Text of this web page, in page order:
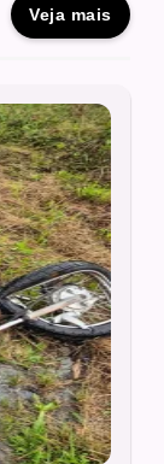
Veja mais